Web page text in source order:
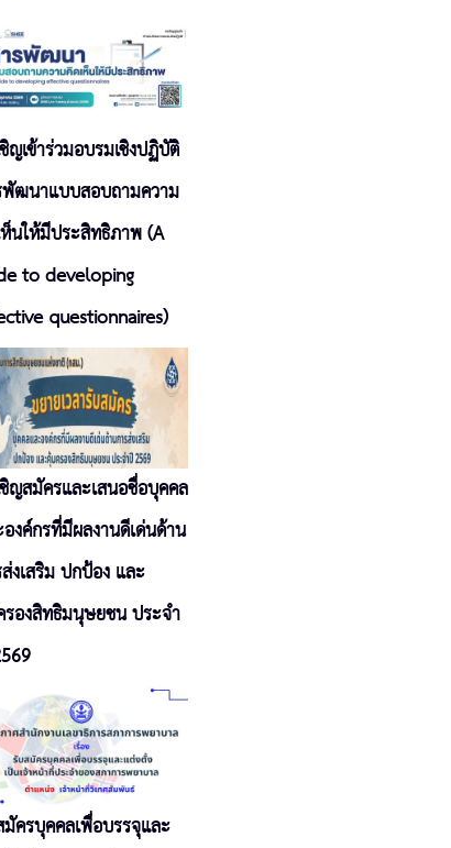
ญเข้าร่วมอบรมเชิงปฏิบัติ
ฒนาแบบสอบถามความ
นให้มีประสิทธิภาพ (A
to developing
questionnaires)
ญสมัครและเสนอชื่อบุคคล
งค์กรที่มีผลงานดีเด่นด้าน
งเสริม ปกป้อง และ
องสิทธิมนุษยชน ประจำ
ครบุคคลเพื่อบรรจุและ